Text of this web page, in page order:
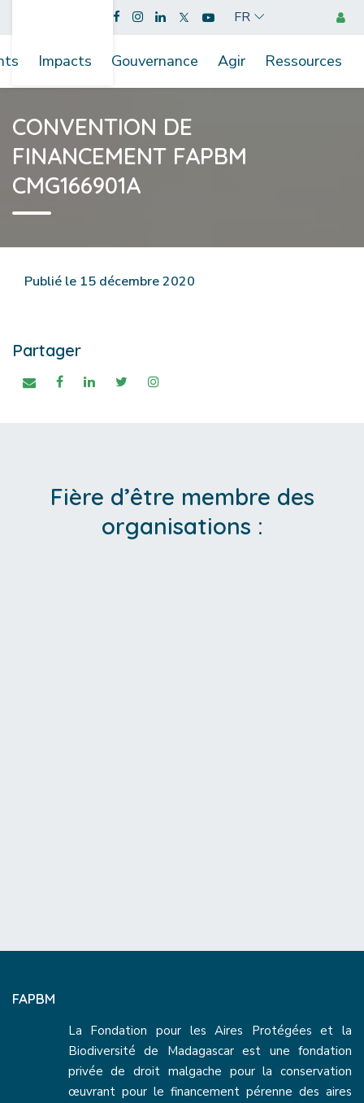
FR
Impacts Gouvernance Agir Ressources
CONVENTION DE
FINANCEMENT FAPBM
CMG166901A
Publié le 15 décembre 2020
Partager
Fière d’être membre des
organisations :
FAPBM
La Fondation pour les Aires Protégées et la
Biodiversité de Madagascar est une fondation
privée de droit malgache pour la conservation
œuvrant pour le financement pérenne des aires